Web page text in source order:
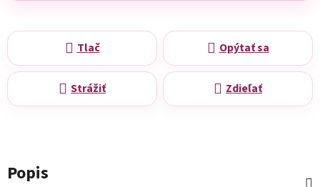
Tlač Opýtať sa
Strážiť Zdieľať
Popis